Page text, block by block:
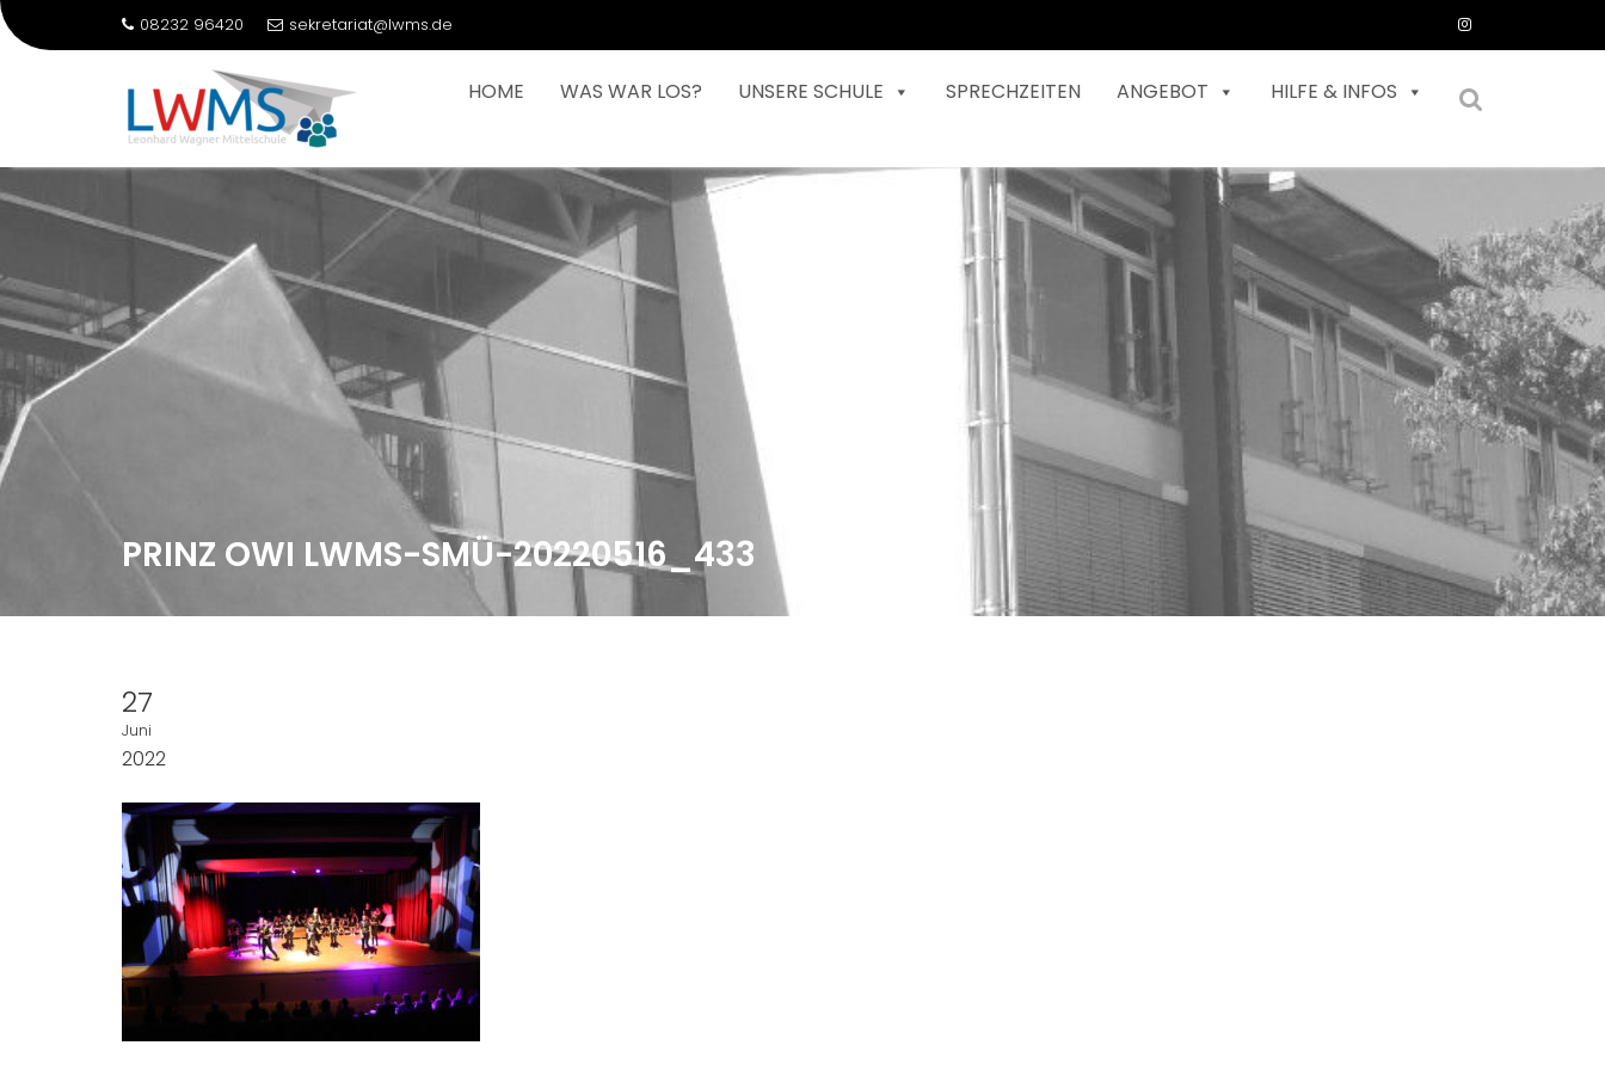
to
08232 96420 sekretariat@lwms.de
HOME WAS WAR LOS? UNSERE SCHULE SPRECHZEITEN ANGEBOT HILFE & INFOS
PRINZ OWI LWMS-SMÜ-20220516_433
27
Juni
2022